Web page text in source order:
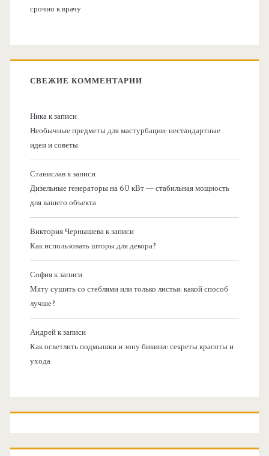
срочно к врачу
СВЕЖИЕ КОММЕНТАРИИ
Никак записи
Необычные предметы для мастурбации: нестандартные
идеи и советы
Станиславк записи
Дизельные генераторы на 60 кВт — стабильная мощность
для вашего объекта
Виктория Чернышевак записи
Как использовать шторы для декора?
Софияк записи
Мяту сушить со стеблями или только листья: какой способ
лучше?
Андрейк записи
Как осветлить подмышки и зону бикини: секреты красоты и
ухода